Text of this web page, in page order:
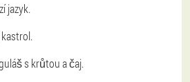
jazyk.
s krůtou a čaj.